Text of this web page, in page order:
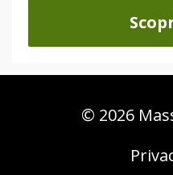
© 2026